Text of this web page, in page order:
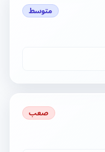
متوسط
صعب